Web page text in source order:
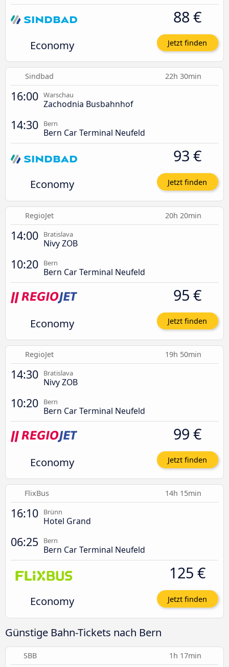
Economy
88 €
Jetzt finden
Sindbad 22h 30min
16:00 Warschau
Zachodnia Busbahnhof
14:30 Bern
Bern Car Terminal Neufeld
Economy
93 €
Jetzt finden
RegioJet 20h 20min
14:00 Bratislava
Nivy ZOB
10:20 Bern
Bern Car Terminal Neufeld
Economy
95 €
Jetzt finden
RegioJet 19h 50min
14:30 Bratislava
Nivy ZOB
10:20 Bern
Bern Car Terminal Neufeld
Economy
99 €
Jetzt finden
FlixBus 14h 15min
16:10 Brünn
Hotel Grand
06:25 Bern
Bern Car Terminal Neufeld
Economy
125 €
Jetzt finden
Günstige Bahn-Tickets nach Bern
SBB 1h 17min